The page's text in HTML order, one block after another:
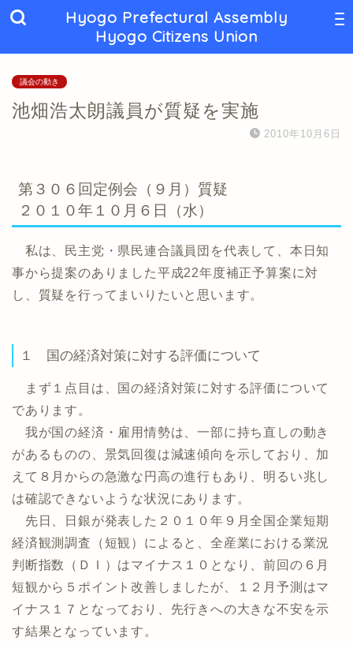
Hyogo Prefectural Assembly
Hyogo Citizens Union
議会の動き
池畑浩太朗議員が質疑を実施
2010年10月6日
第３０６回定例会（９月）質疑
２０１０年１０月６日（水）
私は、民主党・県民連合議員団を代表して、本日知
事から提案のありました平成22年度補正予算案に対
し、質疑を行ってまいりたいと思います。
１ 国の経済対策に対する評価について
まず１点目は、国の経済対策に対する評価について
であります。
我が国の経済・雇用情勢は、一部に持ち直しの動き
があるものの、景気回復は減速傾向を示しており、加
えて８月からの急激な円高の進行もあり、明るい兆し
は確認できないような状況にあります。
先日、日銀が発表した２０１０年９月全国企業短期
経済観測調査（短観）によると、全産業における業況
判断指数（ＤＩ）はマイナス１０となり、前回の６月
短観から５ポイント改善しましたが、１２月予測はマ
イナス１７となっており、先行きへの大きな不安を示
す結果となっています。